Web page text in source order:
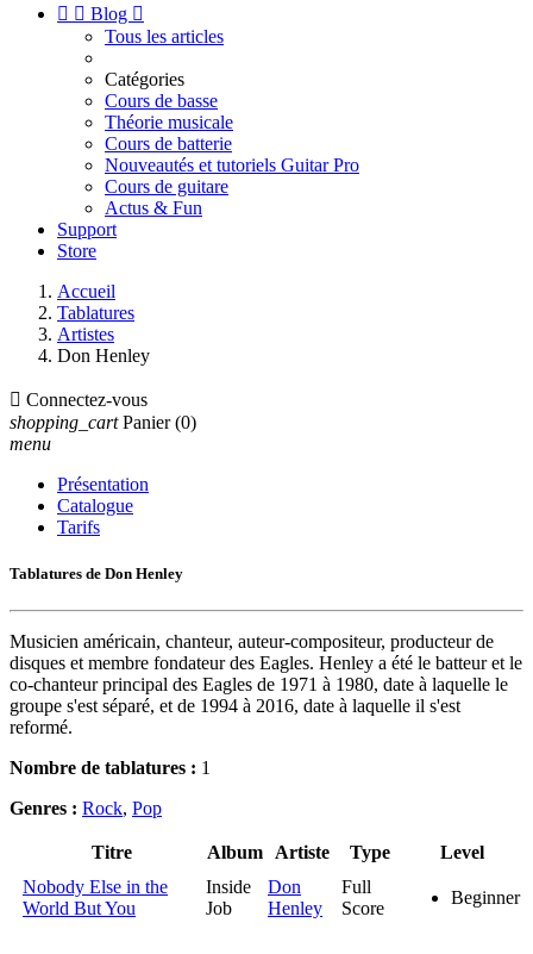
  Blog 
Tous les articles
Catégories
Cours de basse
Théorie musicale
Cours de batterie
Nouveautés et tutoriels Guitar Pro
Cours de guitare
Actus & Fun
Support
Store
Accueil
Tablatures
Artistes
Don Henley
 Connectez-vous
shopping_cart Panier (0)
menu
Présentation
Catalogue
Tarifs
Tablatures de Don Henley
Musicien américain, chanteur, auteur-compositeur, producteur de
disques et membre fondateur des Eagles. Henley a été le batteur et le
co-chanteur principal des Eagles de 1971 à 1980, date à laquelle le
groupe s'est séparé, et de 1994 à 2016, date à laquelle il s'est
reformé.
Nombre de tablatures : 1
Genres : Rock, Pop
Titre Album Artiste Type
Level
Nobody Else in the
World But You
Inside
Job
Don
Henley
Full
Score
Beginner